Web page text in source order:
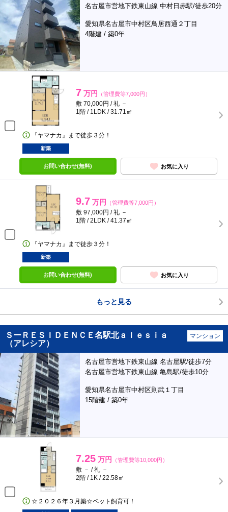
名古屋市営地下鉄東山線 中村日赤駅/徒歩20分
愛知県名古屋市中村区鳥居西通２丁目
4階建 / 築0年
7 万円 （管理費等7,000円）
敷 70,000円 / 礼 －
1階 / 1LDK / 31.71㎡
『ヤマナカ』まで徒歩３分！
新築
お問い合わせ(無料) お気に入り
9.7 万円 （管理費等7,000円）
敷 97,000円 / 礼 －
1階 / 2LDK / 41.37㎡
『ヤマナカ』まで徒歩３分！
新築
お問い合わせ(無料) お気に入り
もっと見る
ＳーＲＥＳＩＤＥＮＣＥ名駅北ａｌｅｓｉａ
（アレシア）
マンション
名古屋市営地下鉄東山線 名古屋駅/徒歩7分
名古屋市営地下鉄東山線 亀島駅/徒歩10分
愛知県名古屋市中村区則武１丁目
15階建 / 築0年
7.25 万円 （管理費等10,000円）
敷 － / 礼 －
2階 / 1K / 22.58㎡
☆２０２６年３月築☆ペット飼育可！